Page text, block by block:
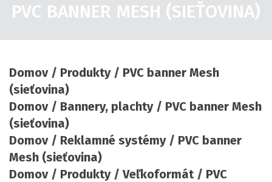
PVC BANNER MESH (SIEŤOVINA)
Domov Produkty
PVC banner Mesh
(sieťovina)
Domov
Bannery, plachty
PVC banner Mesh
(sieťovina)
Domov
Reklamné systémy
PVC banner
Mesh (sieťovina)
Domov
Produkty Veľkoformát
PVC